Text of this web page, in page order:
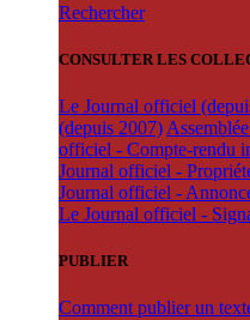
Rechercher
CONSULTER LES
Le Journal officiel
(depuis 2007)
officiel - Compte-rendu
Journal officiel -
Journal officiel -
Le Journal officiel -
PUBLIER
Comment publier un